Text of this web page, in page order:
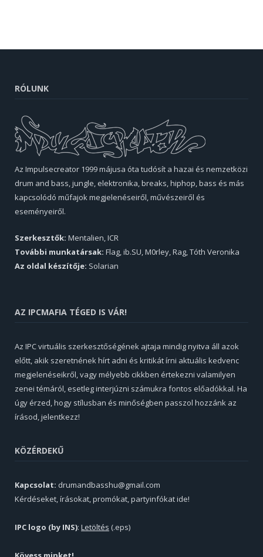
RÓLUNK
Az Impulsecreator 1999 májusa óta tudósít a hazai és nemzetközi
drum and bass, jungle, elektronika, breaks, hiphop, bass és más
kapcsolódó műfajok megjelenéseiről, művészeiről és
eseményeiről.
Szerkesztők: Mentalien, ICR
További munkatársak: Flag, ib.SU, M0rley, Rag, Tóth Veronika
Az oldal készítője: Solarian
AZ IPCMAFIA TÉGED IS VÁR!
Az IPC virtuális szerkesztőségének ajtaja mindig nyitva áll azok
előtt, akik szeretnének hírt adni és kritikát írni aktuális kedvenc
megjelenéseikről, vagy mélyebb cikkben értekezni valamilyen
zenei témáról, esetleg interjúzni számukra fontos előadókkal. Ha
úgy érzed, hogy stílusban és minőségben passzol hozzánk az
írásod, jelentkezz!
KÖZÉRDEKŰ
Kapcsolat: drumandbasshu@gmail.com
Kérdéseket, írásokat, promókat, partyinfókat ide!
IPC logo (by INS): Letöltés (.eps)